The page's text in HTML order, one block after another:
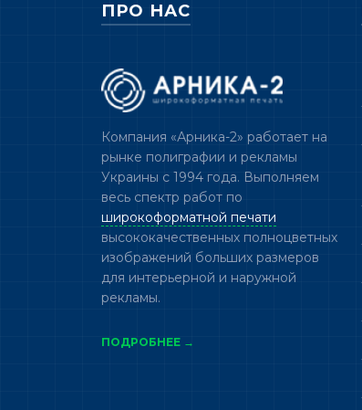
ПРО НАС
Компания «Арника-2» работает на
рынке полиграфии и рекламы
Украины с 1994 года. Выполняем
весь спектр работ по
широкоформатной печати
высококачественных полноцветных
изображений больших размеров
для интерьерной и наружной
рекламы.
ПОДРОБНЕЕ →